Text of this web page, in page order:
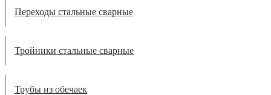
Переходы стальные сварные
Тройники стальные сварные
Трубы из обечаек